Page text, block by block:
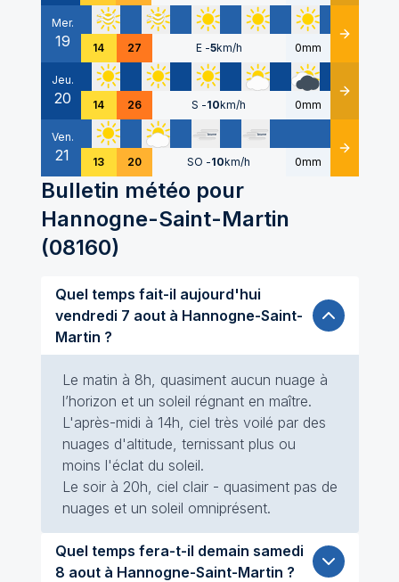
Mer.
19 14 27 E -5km/h 0mm Détails
Jeu.
20 14 26 S -10km/h 0mm Détails
Ven.
21 13 20 SO -10km/h 0mm Détails
Bulletin météo pour
Hannogne-Saint-Martin
(08160)
Quel temps fait-il aujourd'hui
vendredi 7 aout à Hannogne-Saint-
Martin ?
Le matin à 8h, quasiment aucun nuage à
l’horizon et un soleil régnant en maître.
L'après-midi à 14h, ciel très voilé par des
nuages d'altitude, ternissant plus ou
moins l'éclat du soleil.
Le soir à 20h, ciel clair - quasiment pas de
nuages et un soleil omniprésent.
Quel temps fera-t-il demain samedi
8 aout à Hannogne-Saint-Martin ?